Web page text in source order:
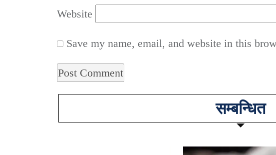
Website
Save my name, email, and website in this
सम्बन्धित